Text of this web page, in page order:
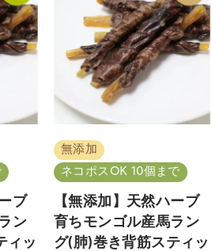
ブ
ン
ィッ
無添加
ネコポスOK 10個まで
【無添加】天然ハーブ
育ちモンゴル産馬ラン
グ(肺)巻き背筋スティッ